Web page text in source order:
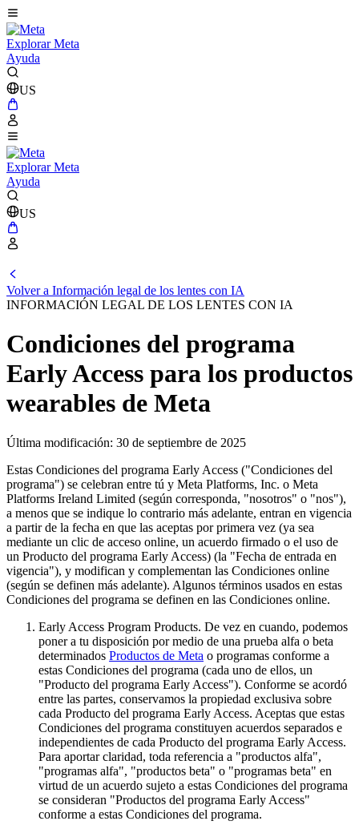
Explorar Meta
Ayuda
US
Explorar Meta
Ayuda
US
Volver a Información legal de los lentes con IA
INFORMACIÓN LEGAL DE LOS LENTES CON IA
Condiciones del programa
Early Access para los productos
wearables de Meta
Última modificación: 30 de septiembre de 2025
Estas Condiciones del programa Early Access ("Condiciones del
programa") se celebran entre tú y Meta Platforms, Inc. o Meta
Platforms Ireland Limited (según corresponda, "nosotros" o "nos"),
a menos que se indique lo contrario más adelante, entran en vigencia
a partir de la fecha en que las aceptas por primera vez (ya sea
mediante un clic de acceso online, un acuerdo firmado o el uso de
un Producto del programa Early Access) (la "Fecha de entrada en
vigencia"), y modifican y complementan las Condiciones online
(según se definen más adelante). Algunos términos usados en estas
Condiciones del programa se definen en las Condiciones online.
Early Access Program Products. De vez en cuando, podemos
poner a tu disposición por medio de una prueba alfa o beta
determinados Productos de Meta o programas conforme a
estas Condiciones del programa (cada uno de ellos, un
"Producto del programa Early Access"). Conforme se acordó
entre las partes, conservamos la propiedad exclusiva sobre
cada Producto del programa Early Access. Aceptas que estas
Condiciones del programa constituyen acuerdos separados e
independientes de cada Producto del programa Early Access.
Para aportar claridad, toda referencia a "productos alfa",
"programas alfa", "productos beta" o "programas beta" en
virtud de un acuerdo sujeto a estas Condiciones del programa
se consideran "Productos del programa Early Access"
conforme a estas Condiciones del programa.